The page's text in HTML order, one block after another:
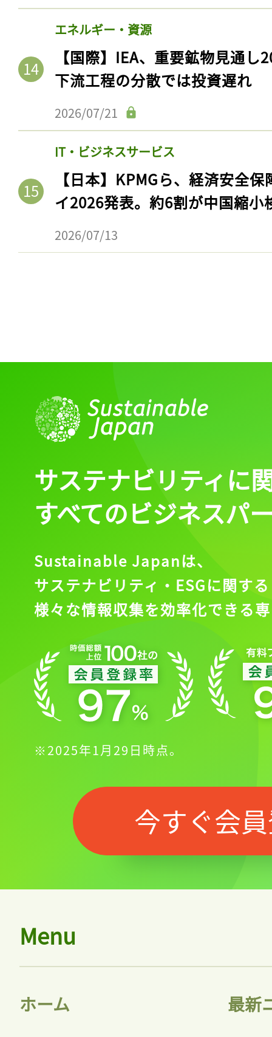
エネルギー・資源
【国際】IEA、重要鉱物見通
下流工程の分散では投資遅れ
2026/07/21
IT・ビジネスサービス
【日本】KPMGら、経済安全
イ2026発表。約6割が中国縮小
2026/07/13
サステナビリティに
すべてのビジネスパ
Sustainable Japanは、
サステナビリティ・ESGに関する
様々な情報収集を効率化できる
※2025年1月29日時点。
今すぐ会
Menu
ホーム 最新